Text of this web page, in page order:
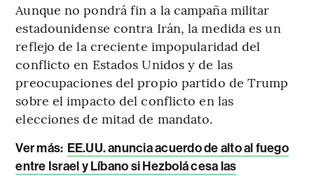
Aunque no pondrá fin a la campaña militar
estadounidense contra Irán, la medida es un
reflejo de la creciente impopularidad del
conflicto en Estados Unidos y de las
preocupaciones del propio partido de Trump
sobre el impacto del conflicto en las
elecciones de mitad de mandato.
Ver más: EE.UU. anuncia acuerdo de alto al fuego
entre Israel y Líbano si Hezbolá cesa las